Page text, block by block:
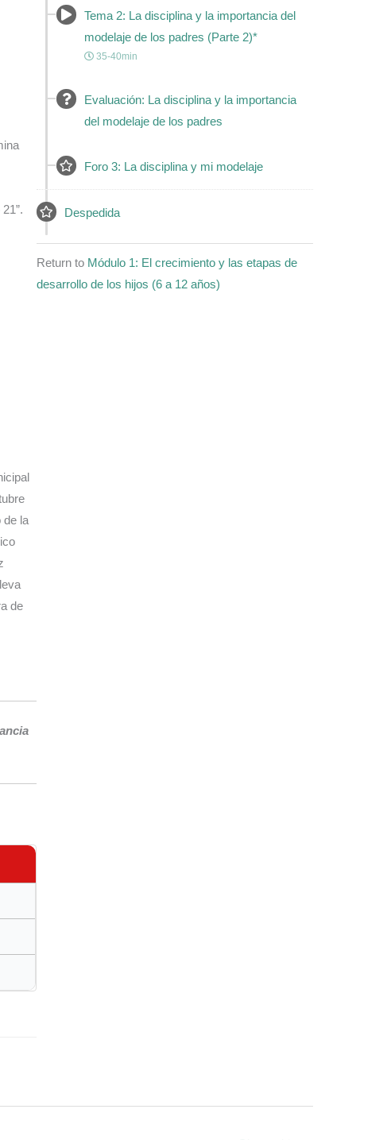
de la
de
Tema 2: La disciplina y la importancia del
modelaje de los padres (Parte 2)*
35-40min
Evaluación: La disciplina y la importancia
del modelaje de los padres
Foro 3: La disciplina y mi modelaje
Despedida
Return to Módulo 1: El crecimiento y las etapas de
desarrollo de los hijos (6 a 12 años)